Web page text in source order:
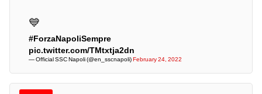
💙
#ForzaNapoliSempre
pic.twitter.com/TMtxtja2dn
— Official SSC Napoli (@en_sscnapoli)February 24, 2022